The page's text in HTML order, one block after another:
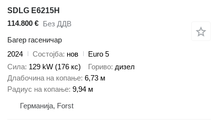
SDLG E6215H
114.800 € Без ДДВ
Багер гасеничар
2024
Состојба нов
Euro 5
Сила 129 kW (176 кс) Гориво дизел
Длабочина на копање 6,73 м
Радиус на копање 9,94 м
Германија, Forst